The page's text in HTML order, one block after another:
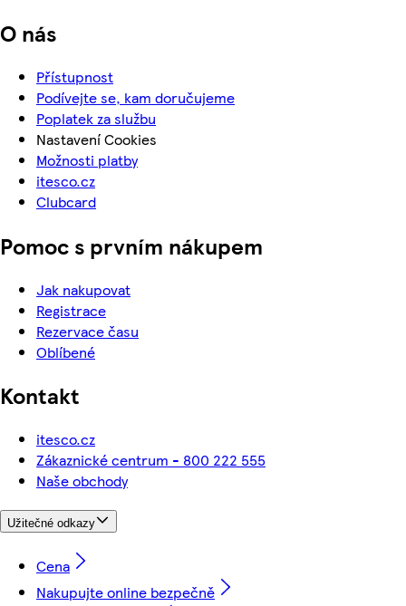
O nás
Přístupnost
Podívejte se, kam doručujeme
Poplatek za službu
Nastavení Cookies
Možnosti platby
itesco.cz
Clubcard
Pomoc s prvním nákupem
Jak nakupovat
Registrace
Rezervace času
Oblíbené
Kontakt
itesco.cz
Zákaznické centrum - 800 222 555
Naše obchody
Užitečné odkazy
Cena
Nakupujte online bezpečně